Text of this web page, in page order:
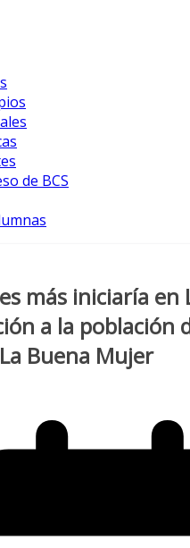
de BCS
más iniciaría en
a la población
Buena Mujer